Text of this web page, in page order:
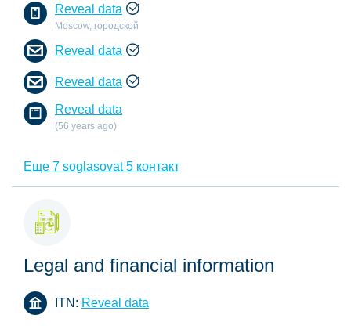
Reveal data
Moscow, городской
Reveal data
Reveal data
Reveal data
(56 years ago)
Еще 7 soglasovat 5 контакт
Legal and financial information
ITN: Reveal data